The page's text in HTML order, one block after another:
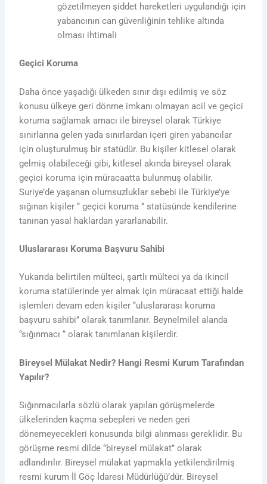
gözetilmeyen şiddet hareketleri uygulandığı için
yabancının can güvenliğinin tehlike altında
olması ihtimali
Geçici Koruma
Daha önce yaşadığı ülkeden sınır dışı edilmiş ve söz
konusu ülkeye geri dönme imkanı olmayan acil ve geçici
koruma sağlamak amacı ile bireysel olarak Türkiye
sınırlarına gelen yada sınırlardan içeri giren yabancılar
için oluşturulmuş bir statüdür. Bu kişiler kitlesel olarak
gelmiş olabileceği gibi, kitlesel akında bireysel olarak
geçici koruma için müracaatta bulunmuş olabilir.
Suriye’de yaşanan olumsuzluklar sebebi ile Türkiye’ye
sığınan kişiler ‘’ geçici koruma ‘’ statüsünde kendilerine
tanınan yasal haklardan yararlanabilir.
Uluslararası Koruma Başvuru Sahibi
Yukarıda belirtilen mülteci, şartlı mülteci ya da ikincil
koruma statülerinde yer almak için müracaat ettiği halde
işlemleri devam eden kişiler ‘’uluslararası koruma
başvuru sahibi’’ olarak tanımlanır. Beynelmilel alanda
‘’sığınmacı ‘’ olarak tanımlanan kişilerdir.
Bireysel Mülakat Nedir? Hangi Resmi Kurum Tarafından
Yapılır?
Sığınmacılarla sözlü olarak yapılan görüşmelerde
ülkelerinden kaçma sebepleri ve neden geri
dönemeyecekleri konusunda bilgi alınması gereklidir. Bu
görüşme resmi dilde ‘’bireysel mülakat’’ olarak
adlandırılır. Bireysel mülakat yapmakla yetkilendirilmiş
resmi kurum İl Göç İdaresi Müdürlüğü’dür. Bireysel